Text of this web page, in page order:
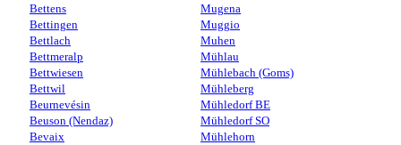
Bettens
Bettingen
Bettlach
Bettmeralp
Bettwiesen
Bettwil
Beurnevésin
Beuson (Nendaz)
Bevaix
Mugena
Muggio
Muhen
Mühlau
Mühlebach (Goms)
Mühleberg
Mühledorf BE
Mühledorf SO
Mühlehorn